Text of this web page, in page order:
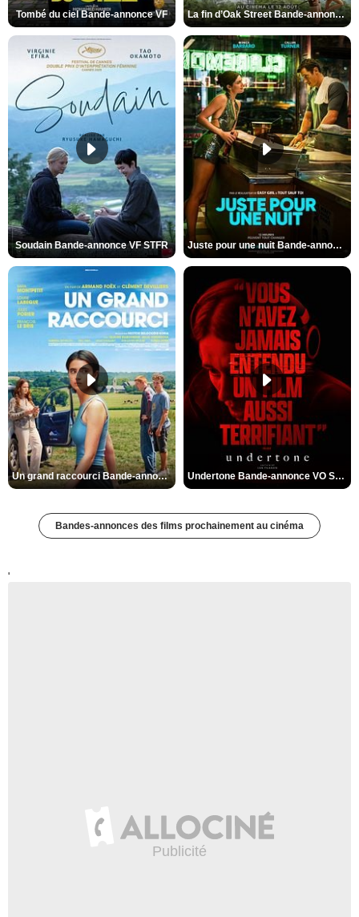
Tombé du ciel Bande-annonce VF La fin d’Oak Street Bande-annonce VO STFR
Soudain Bande-annonce VF STFR Juste pour une nuit Bande-annonce VO STFR
Un grand raccourci Bande-annonce VF Undertone Bande-annonce VO STFR
Bandes-annonces des films prochainement au cinéma
'